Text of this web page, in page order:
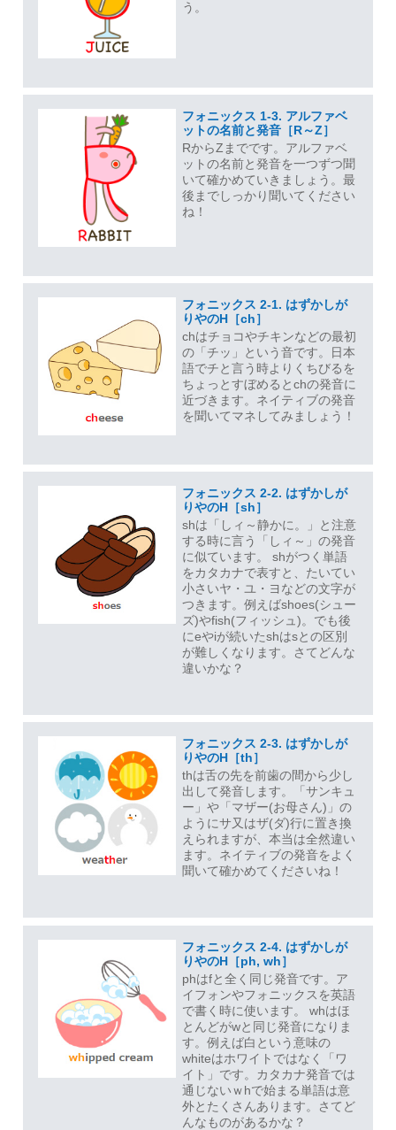
う。
フォニックス 1-3. アルファベ
ットの名前と発音［R～Z］
RからZまでです。アルファベ
ットの名前と発音を一つずつ聞
いて確かめていきましょう。最
後までしっかり聞いてください
ね！
フォニックス 2-1. はずかしが
りやのH［ch］
chはチョコやチキンなどの最初
の「チッ」という音です。日本
語でチと言う時よりくちびるを
ちょっとすぼめるとchの発音に
近づきます。ネイティブの発音
を聞いてマネしてみましょう！
フォニックス 2-2. はずかしが
りやのH［sh］
shは「しィ～静かに。」と注意
する時に言う「しィ～」の発音
に似ています。 shがつく単語
をカタカナで表すと、たいてい
小さいヤ・ユ・ヨなどの文字が
つきます。例えばshoes(シュー
ズ)やfish(フィッシュ)。でも後
にeやiが続いたshはsとの区別
が難しくなります。さてどんな
違いかな？
フォニックス 2-3. はずかしが
りやのH［th］
thは舌の先を前歯の間から少し
出して発音します。「サンキュ
ー」や「マザー(お母さん)」の
ようにサ又はザ(ダ)行に置き換
えられますが、本当は全然違い
ます。ネイティブの発音をよく
聞いて確かめてくださいね！
フォニックス 2-4. はずかしが
りやのH［ph, wh］
phはfと全く同じ発音です。ア
イフォンやフォニックスを英語
で書く時に使います。 whはほ
とんどがwと同じ発音になりま
す。例えば白という意味の
whiteはホワイトではなく「ワ
イト」です。カタカナ発音では
通じないｗhで始まる単語は意
外とたくさんあります。さてど
んなものがあるかな？